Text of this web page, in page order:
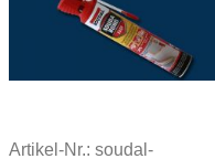
Artikel-Nr.: soudal-